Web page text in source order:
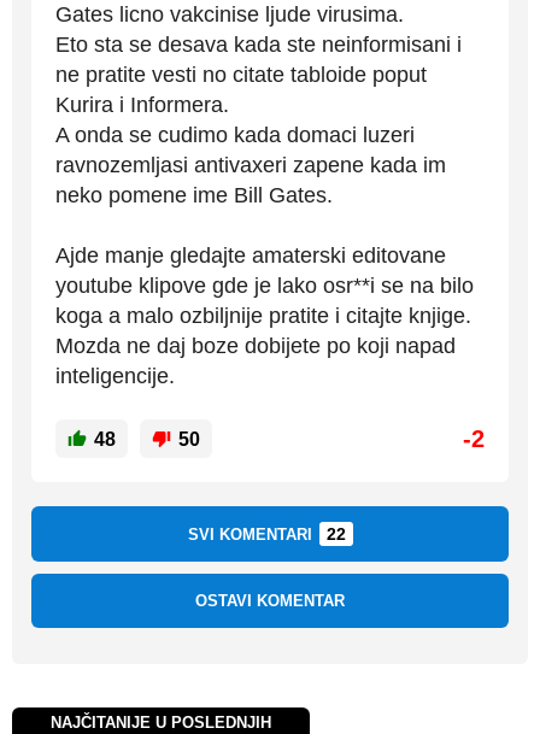
Gates licno vakcinise ljude virusima.
Eto sta se desava kada ste neinformisani i
ne pratite vesti no citate tabloide poput
Kurira i Informera.
A onda se cudimo kada domaci luzeri
ravnozemljasi antivaxeri zapene kada im
neko pomene ime Bill Gates.
Ajde manje gledajte amaterski editovane
youtube klipove gde je lako osr**i se na bilo
koga a malo ozbiljnije pratite i citajte knjige.
Mozda ne daj boze dobijete po koji napad
inteligencije.
48 50 -2
SVI KOMENTARI 22
OSTAVI KOMENTAR
NAJČITANIJE U POSLEDNJIH